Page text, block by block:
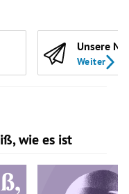
Unsere
Weiter
wie es ist